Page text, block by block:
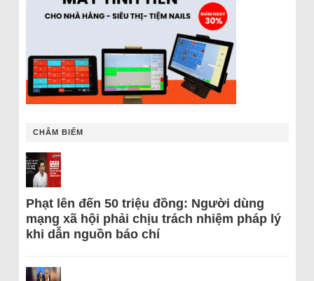
CHÂM BIẾM
Phạt lên đến 50 triệu đồng: Người dùng
mạng xã hội phải chịu trách nhiệm pháp lý
khi dẫn nguồn báo chí